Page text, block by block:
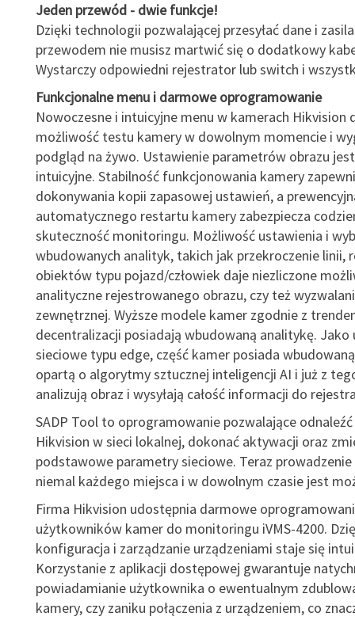
Jeden przewód - dwie funkcje!
Dzięki technologii pozwalającej przesyłać dane i
przewodem nie musisz martwić się o dodatkowy
Wystarczy odpowiedni rejestrator lub switch i
Funkcjonalne menu i darmowe oprogramowanie
Nowoczesne i intuicyjne menu w kamerach Hikvision
możliwość testu kamery w dowolnym momencie i
podgląd na żywo. Ustawienie parametrów obrazu
intuicyjne. Stabilność funkcjonowania kamery
dokonywania kopii zapasowej ustawień, a
automatycznego restartu kamery zabezpiecza
skuteczność monitoringu. Możliwość ustawienia i
wbudowanych analityk, takich jak przekroczenie linii,
obiektów typu pojazd/człowiek daje niezliczone
analityczne rejestrowanego obrazu, czy też
zewnętrznej. Wyższe modele kamer zgodnie z
decentralizacji posiadają wbudowaną analitykę. Jako
sieciowe typu edge, część kamer posiada
opartą o algorytmy sztucznej inteligencji AI i już z
analizują obraz i wysyłają całość informacji do
SADP Tool to oprogramowanie pozwalające
Hikvision w sieci lokalnej, dokonać aktywacji oraz
podstawowe parametry sieciowe. Teraz
niemal każdego miejsca i w dowolnym czasie jest
Firma Hikvision udostępnia darmowe
użytkowników kamer do monitoringu iVMS-4200.
konfiguracja i zarządzanie urządzeniami staje się
Korzystanie z aplikacji dostępowej gwarantuje
powiadamianie użytkownika o ewentualnym
kamery, czy zaniku połączenia z urządzeniem, co